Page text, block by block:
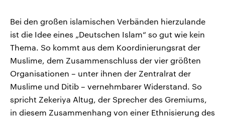
Bei den großen islamischen Verbänden hierzulande
ist die Idee eines „Deutschen Islam“ so gut wie kein
Thema. So kommt aus dem Koordinierungsrat der
Muslime, dem Zusammenschluss der vier größten
Organisationen – unter ihnen der Zentralrat der
Muslime und Ditib – vernehmbarer Widerstand. So
spricht Zekeriya Altug, der Sprecher des Gremiums,
in diesem Zusammenhang von einer Ethnisierung des